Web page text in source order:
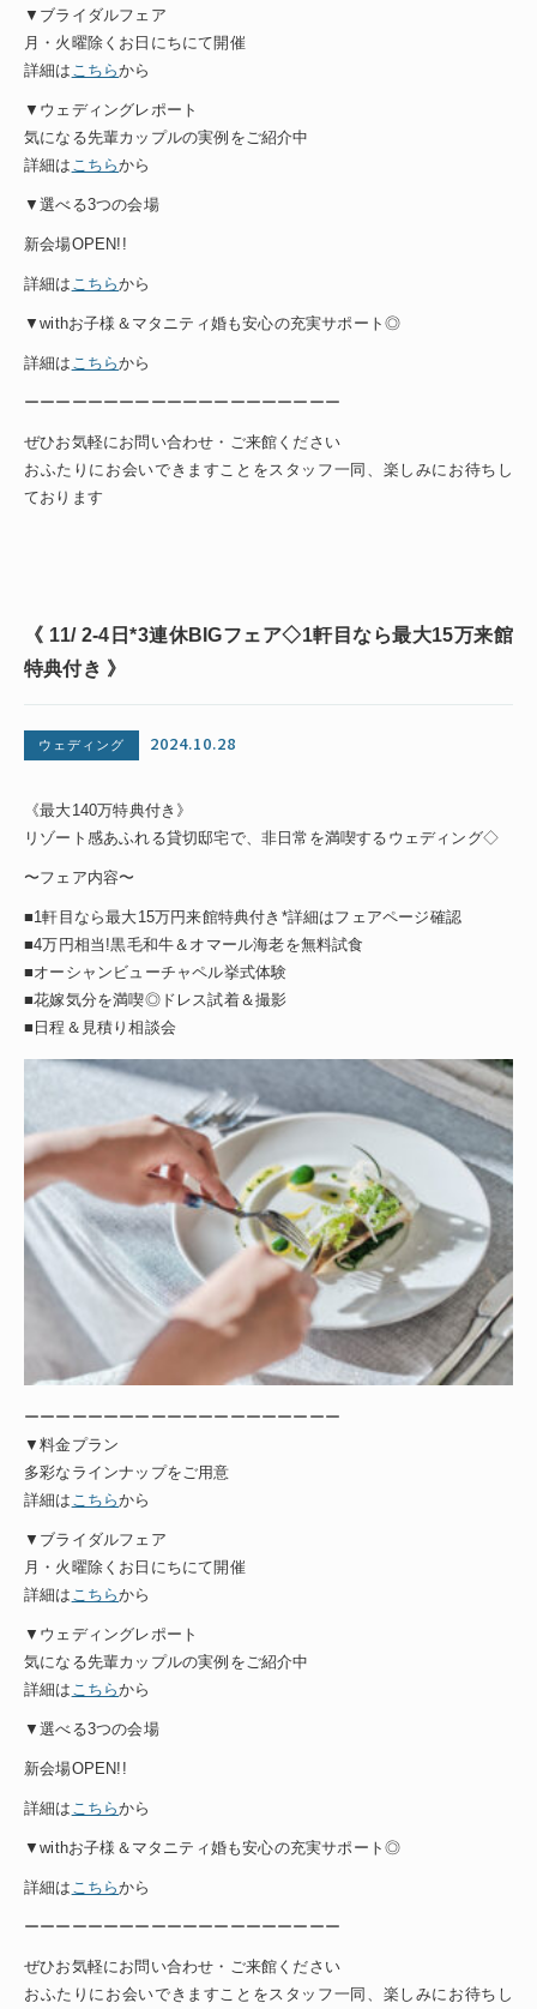
▼ブライダルフェア
月・火曜除くお日にちにて開催
詳細は こちらから
▼ウェディングレポート
気になる先輩カップルの実例をご紹介中
詳細は こちらから
▼選べる3つの会場
新会場OPEN!!
詳細は こちらから
▼withお子様＆マタニティ婚も安心の充実サポート◎
詳細は こちらから
ーーーーーーーーーーーーーーーーーーーー
ぜひお気軽にお問い合わせ・ご来館ください
おふたりにお会いできますことをスタッフ一同、楽しみにお待ちし
ております
《 11/ 2-4日*3連休BIGフェア◇1軒目なら最大15万来館
特典付き 》
ウェディング 2024.10.28
《最大140万特典付き》
リゾート感あふれる貸切邸宅で、非日常を満喫するウェディング◇
〜フェア内容〜
■1軒目なら最大15万円来館特典付き*詳細はフェアページ確認
■4万円相当!黒毛和牛＆オマール海老を無料試食
■オーシャンビューチャペル挙式体験
■花嫁気分を満喫◎ドレス試着＆撮影
■日程＆見積り相談会
ーーーーーーーーーーーーーーーーーーーー
▼料金プラン
多彩なラインナップをご用意
詳細は こちらから
▼ブライダルフェア
月・火曜除くお日にちにて開催
詳細は こちらから
▼ウェディングレポート
気になる先輩カップルの実例をご紹介中
詳細は こちらから
▼選べる3つの会場
新会場OPEN!!
詳細は こちらから
▼withお子様＆マタニティ婚も安心の充実サポート◎
詳細は こちらから
ーーーーーーーーーーーーーーーーーーーー
ぜひお気軽にお問い合わせ・ご来館ください
おふたりにお会いできますことをスタッフ一同、楽しみにお待ちし